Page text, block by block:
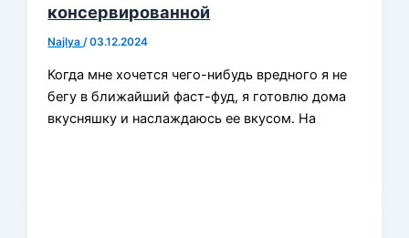
консервированной
Najlya/03.12.2024
Когда мне хочется чего-нибудь вредного я не
бегу в ближайший фаст-фуд, я готовлю дома
вкусняшку и наслаждаюсь ее вкусом. На